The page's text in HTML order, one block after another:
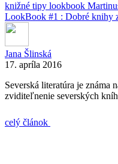
knižné tipy lookbook
LookBook #1 : Dobré knihy
Jana Šlinská
17. apríla 2016
Severská literatúra je
zviditeľnenie severských
celý článok